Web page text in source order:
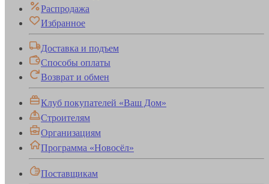
Распродажа
Избранное
Доставка и подъем
Способы оплаты
Возврат и обмен
Клуб покупателей «Ваш Дом»
Строителям
Организациям
Программа «Новосёл»
Поставщикам